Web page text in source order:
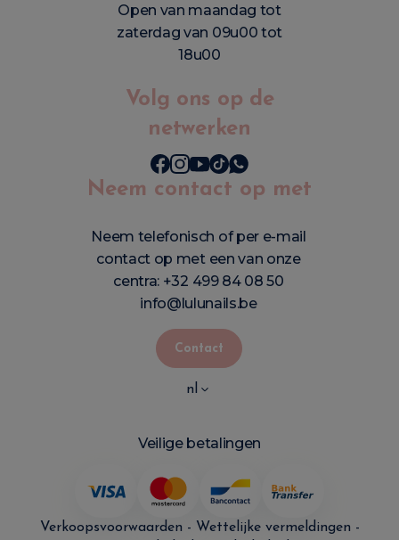
Open van maandag tot
zaterdag van 09u00 tot
18u00
Volg ons op de
netwerken
Neem contact op met
Neem telefonisch of per e-mail
contact op met een van onze
centra: +32 499 84 08 50
info@lulunails.be
Contact
nl
Veilige betalingen
Verkoopsvoorwaarden - Wettelijke vermeldingen -